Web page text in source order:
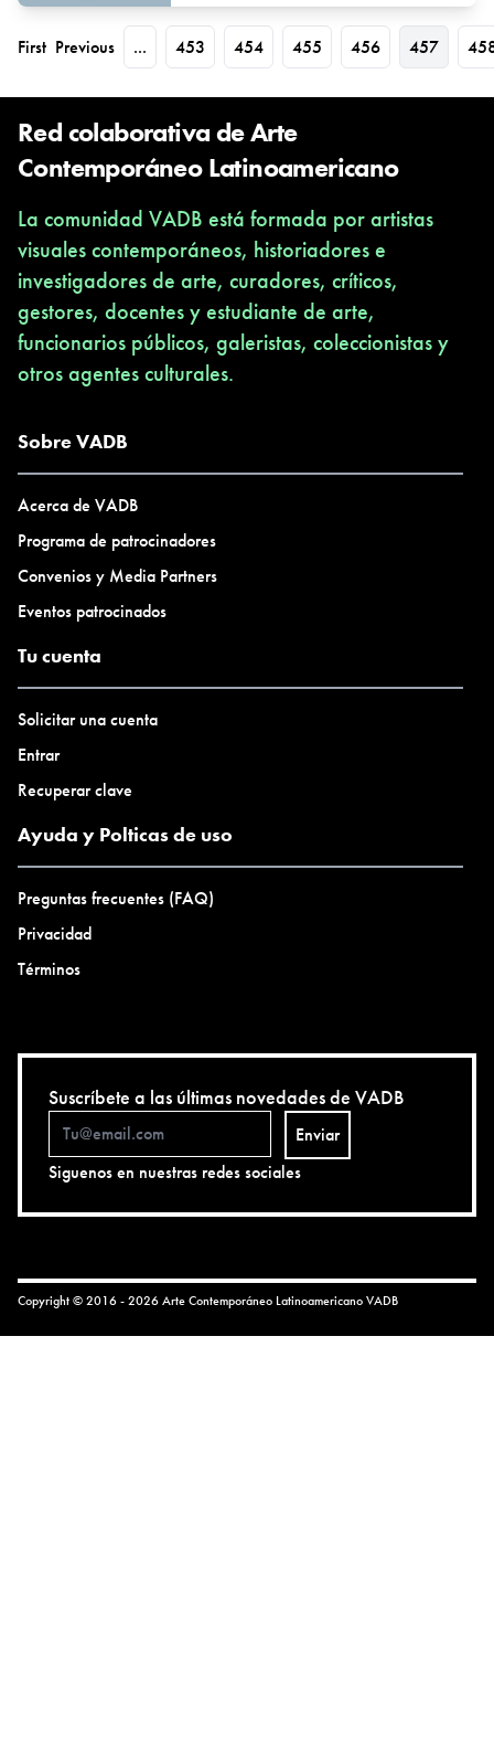
First Previous ... 453 454 455 456 457
Red colaborativa de Arte
Contemporáneo Latinoamericano
La comunidad VADB está formada por artistas
visuales contemporáneos, historiadores e
investigadores de arte, curadores, críticos,
gestores, docentes y estudiante de arte,
funcionarios públicos, galeristas, coleccionistas y
otros agentes culturales.
Sobre VADB
Acerca de VADB
Programa de patrocinadores
Convenios y Media Partners
Eventos patrocinados
Tu cuenta
Solicitar una cuenta
Entrar
Recuperar clave
Ayuda y Polticas de uso
Preguntas frecuentes (FAQ)
Privacidad
Términos
Suscríbete a las últimas novedades de VADB
Enviar
Siguenos en nuestras redes sociales
Copyright © 2016 - 2026 Arte Contemporáneo LatinoamericanoVADB